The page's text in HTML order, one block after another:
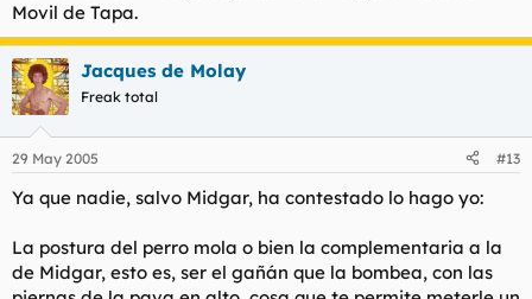
Movil de Tapa.
Jacques de Molay
Freak total
29 May 2005 #13
Ya que nadie, salvo Midgar, ha contestado lo hago yo:
La postura del perro mola o bien la complementaria a la
de Midgar, esto es, ser el gañán que la bombea, con las